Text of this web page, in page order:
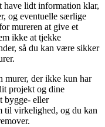
have lidt information klar,
og eventuelle særlige
mureren at give et
ikke at tjekke
så du kan være sikker
murer, der ikke kun har
projekt og dine
bygge- eller
til virkelighed, og du kan